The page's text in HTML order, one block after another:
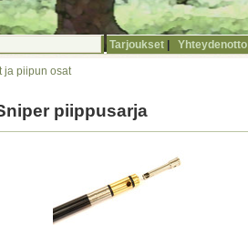
Tarjoukset Yhteydenotto
ja piipun osat
piippusarja